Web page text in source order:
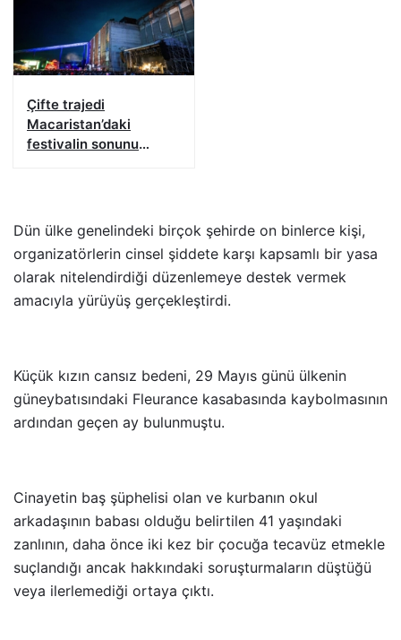
Çifte trajedi
Macaristan’daki
festivalin sonunu
Dün ülke genelindeki birçok şehirde on binlerce kişi,
organizatörlerin cinsel şiddete karşı kapsamlı bir yasa
olarak nitelendirdiği düzenlemeye destek vermek
amacıyla yürüyüş gerçekleştirdi.
Küçük kızın cansız bedeni, 29 Mayıs günü ülkenin
güneybatısındaki Fleurance kasabasında kaybolmasının
ardından geçen ay bulunmuştu.
Cinayetin baş şüphelisi olan ve kurbanın okul
arkadaşının babası olduğu belirtilen 41 yaşındaki
zanlının, daha önce iki kez bir çocuğa tecavüz etmekle
suçlandığı ancak hakkındaki soruşturmaların düştüğü
veya ilerlemediği ortaya çıktı.